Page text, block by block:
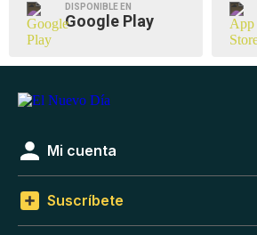
DISPONIBLE EN
Google Play
Mi cuenta
Suscríbete